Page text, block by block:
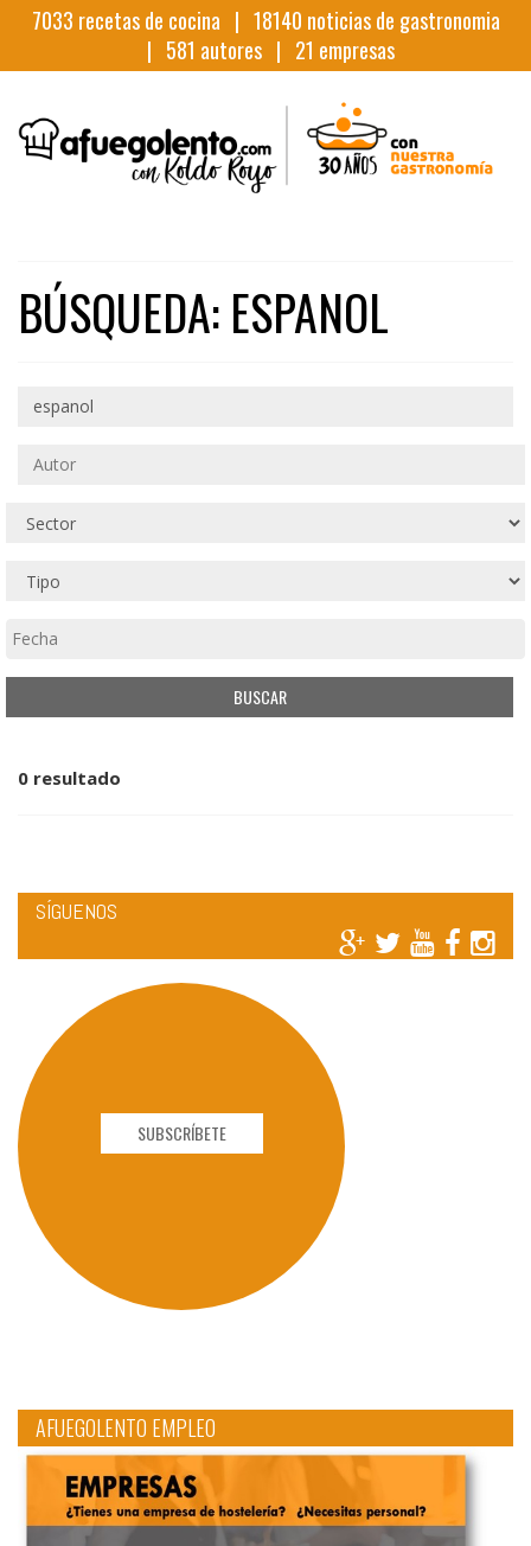
7033 recetas de cocina | 18140 noticias de gastronomia
| 581 autores | 21 empresas
BÚSQUEDA: ESPANOL
0 resultado
SÍGUENOS
SUBSCRÍBETE
AFUEGOLENTO EMPLEO